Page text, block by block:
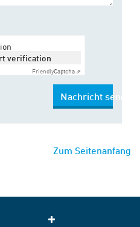
verification
FriendlyCaptcha ⇗
Nachricht senden
Zum Seitenanfang